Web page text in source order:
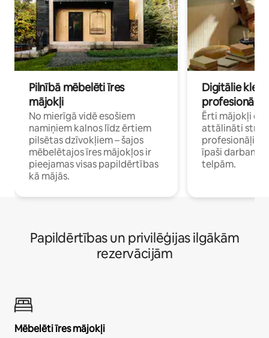
Pilnībā mēbelēti īres
mājokļi
No mierīgā vidē esošiem
namiņiem kalnos līdz ērtiem
pilsētas dzīvokļiem – šajos
mēbelētajos īres mājokļos ir
pieejamas visas papildērtības
kā mājās.
Digitālie
profesionāļi
Ērti mājokļi
attālināti
īpaši darbam
telpām.
Papildērtības un privilēģijas ilgākām
rezervācijām
Mēbelēti īres mājokļi